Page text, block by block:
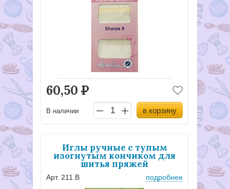
60,50 Р
В наличии в корзину
Иглы ручные с тупым
изогнутым кончиком для
шитья пряжей
Арт. 211.В подробнее